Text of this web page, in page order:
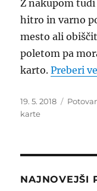
Z nakupom
hitro in varno
mesto ali
poletom pa
karto.Preberi
Objavljeno
dne
19. 5. 2018
karte
NAJNOVEJŠI